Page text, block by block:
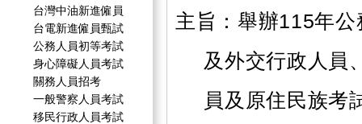
台灣中油新進僱員
台電新進僱員甄試
公務人員初等考試
身心障礙人員考試
關務人員招考
一般警察人員考試
移民行政人員考試
主旨：舉辦115年
及外交行政人員
員及原住民族考